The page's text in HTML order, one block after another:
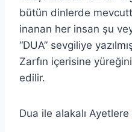
bütün dinlerde
inanan her insan şu
“DUA” sevgiliye
Zarfın içerisine
edilir.
Dua ile alakalı